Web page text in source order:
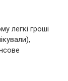
легкі гроші